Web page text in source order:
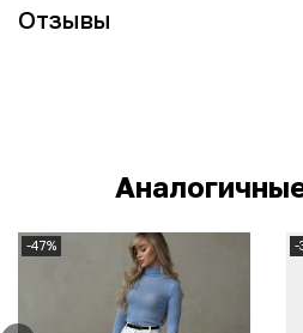
Отзывы
-47% -